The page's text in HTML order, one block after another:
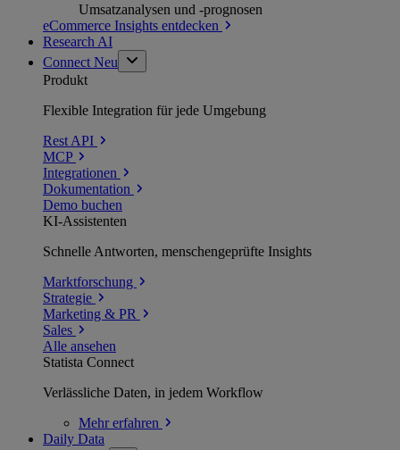
Umsatzanalysen und -prognosen
eCommerce Insights entdecken
Research AI
Connect Neu
Produkt
Flexible Integration für jede Umgebung
Rest API
MCP
Integrationen
Dokumentation
Demo buchen
KI-Assistenten
Schnelle Antworten, menschengeprüfte Insights
Marktforschung
Strategie
Marketing & PR
Sales
Alle ansehen
Statista Connect
Verlässliche Daten, in jedem Workflow
Mehrerfahren
Daily Data